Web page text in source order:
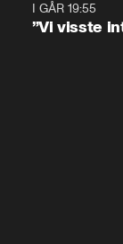
I GÅR 19:55
”Vi visste